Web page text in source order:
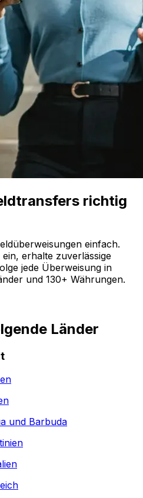
richtig
einfach.
erhalte zuverlässige
jede Überweisung in
und 130+ Währungen.
Länder
und Barbuda